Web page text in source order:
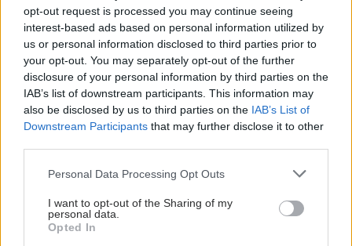
opt-out request is processed you may continue seeing
interest-based ads based on personal information utilized by
us or personal information disclosed to third parties prior to
your opt-out. You may separately opt-out of the further
disclosure of your personal information by third parties on the
IAB’s list of downstream participants. This information may
also be disclosed by us to third parties on the IAB’s List of
Downstream Participants that may further disclose it to other
Please note that this website/app uses one or more Google
not limited to your visit or usage behaviour. You may click to
grant or deny consent to Google and its third-party tags to
use your data for below specified purposes in below Google
Personal Data Processing Opt Outs
I want to opt-out of the Sharing of my
personal data.
Opted In